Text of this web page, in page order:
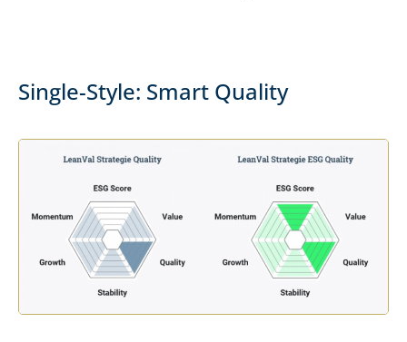
Single-Style: Smart Quality